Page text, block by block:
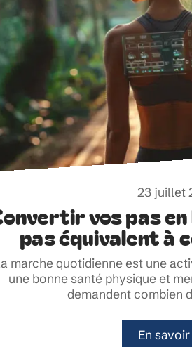
23 juillet
vos pas
pas équivalent à
marche quotidienne est une
une bonne santé physique et
demandent combien
En